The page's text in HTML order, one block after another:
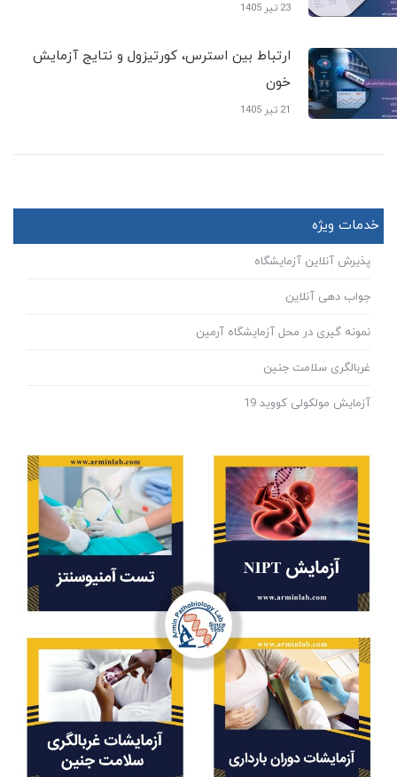
23 تیر 1405
ارتباط بین استرس، کورتیزول و نتایج آزمایش
خون
21 تیر 1405
خدمات ویژه
پذیرش آنلاین آزمایشگاه
جواب دهی آنلاین
نمونه گیری در محل آزمایشگاه آرمین
غربالگری سلامت جنین
آزمایش مولکولی کووید 19